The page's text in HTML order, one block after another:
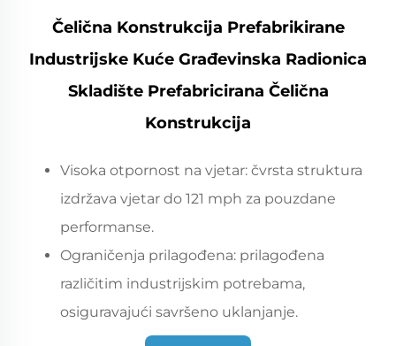
Čelična Konstrukcija Prefabrikirane
Industrijske Kuće Građevinska Radionica
Skladište Prefabricirana Čelična
Konstrukcija
Visoka otpornost na vjetar: čvrsta struktura
izdržava vjetar do 121 mph za pouzdane
performanse.
Ograničenja prilagođena: prilagođena
različitim industrijskim potrebama,
osiguravajući savršeno uklanjanje.